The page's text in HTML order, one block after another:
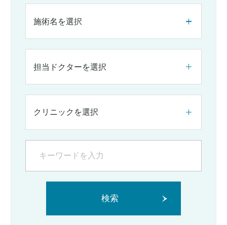
施術名を選択
担当ドクターを選択
クリニックを選択
検索